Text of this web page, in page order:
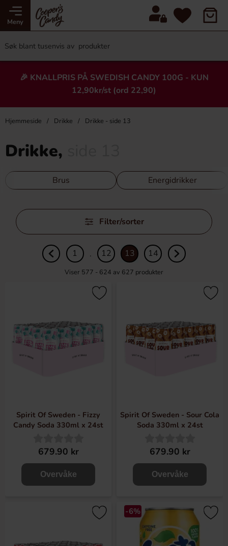
Meny
🎉 KNALLPRIS PÅ SWEDISH CANDY 100G - KUN
12,90kr/st (ord 22,90)
Hjemmeside Drikke Drikke - side 13
Drikke,
Brus Energidrikker
Hopp
over
Filter/sorter
1 . 12 13 14
Viser 577 - 624 av 627 produkter
Spirit Of Sweden - Fizzy
Candy Soda 330ml x 24st
679.90 kr
Overvåke
Spirit Of Sweden - Sour Cola
Soda 330ml x 24st
679.90 kr
Overvåke
-6%